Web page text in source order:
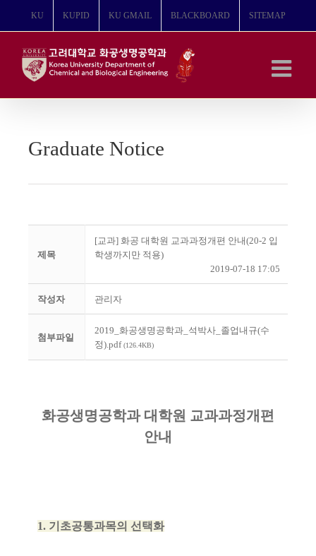
뛰
KU KUPID KU GMAIL BLACKBOARD SITEMAP
Graduate Notice
제목
[교과] 화공 대학원 교과과정개편 안내(20-2 입
학생까지만 적용)
2019-07-18 17:05
작성자 관리자
첨부파일
2019_화공생명공학과_석박사_졸업내규(수
정).pdf(126.4KB)
화공생명공학과 대학원 교과과정개편
안내
1. 기초공통과목의 선택화